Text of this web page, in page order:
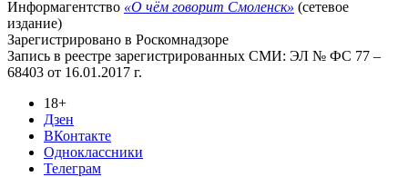
Информагентство «О чём говорит Смоленск» (сетевое
издание)
Зарегистрировано в Роскомнадзоре
Запись в реестре зарегистрированных СМИ: ЭЛ № ФС 77 –
68403 от 16.01.2017 г.
18+
Дзен
ВКонтакте
Одноклассники
Телеграм